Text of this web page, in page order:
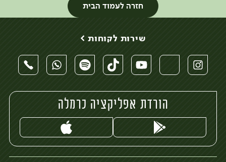
חזרה לעמוד הבית
שירות לקוחות >
הורדת אפליקציה כרמלה